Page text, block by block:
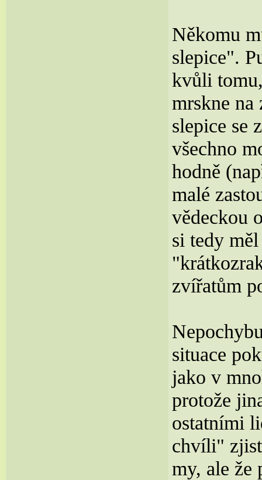
Někomu
slepice".
kvůli
mrskne na
slepice se
všechno
hodně
malé
vědeckou
si tedy
zvířatům
situace
jako v
protože
ostatními
chvíli"
my, ale že